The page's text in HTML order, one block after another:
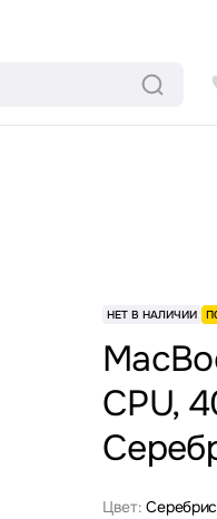
НЕТ В НАЛИЧИИ
CPU,
Цвет: